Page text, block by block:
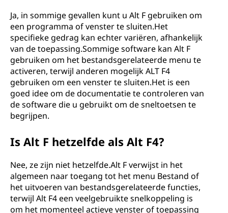
Ja, in sommige gevallen kunt u Alt F gebruiken om
een ​​programma of venster te sluiten.Het
specifieke gedrag kan echter variëren, afhankelijk
van de toepassing.Sommige software kan Alt F
gebruiken om het bestandsgerelateerde menu te
activeren, terwijl anderen mogelijk ALT F4
gebruiken om een ​​venster te sluiten.Het is een
goed idee om de documentatie te controleren van
de software die u gebruikt om de sneltoetsen te
begrijpen.
Is Alt F hetzelfde als Alt F4?
Nee, ze zijn niet hetzelfde.Alt F verwijst in het
algemeen naar toegang tot het menu Bestand of
het uitvoeren van bestandsgerelateerde functies,
terwijl Alt F4 een veelgebruikte snelkoppeling is
om het momenteel actieve venster of toepassing